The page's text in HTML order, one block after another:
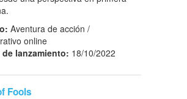
Aventura de acción /
online
de lanzamiento: 18/10/2022
Fools